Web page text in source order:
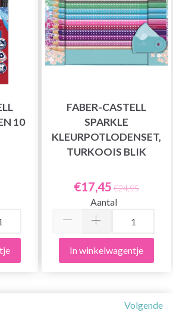
10
FABER-CASTELL
SPARKLE
KLEURPOTLODENSET,
TURKOOIS BLIK
€17,45 €24,95
Aantal
In winkelwagentje
Volgende